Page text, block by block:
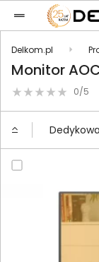
Delkom.pl
Monitor
0/5